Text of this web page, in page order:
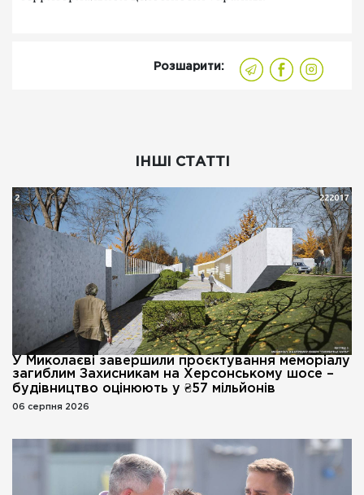
Розшарити:
ІНШІ СТАТТІ
У Миколаєві завершили проєктування меморіалу
загиблим Захисникам на Херсонському шосе –
будівництво оцінюють у ₴57 мільйонів
06 серпня 2026